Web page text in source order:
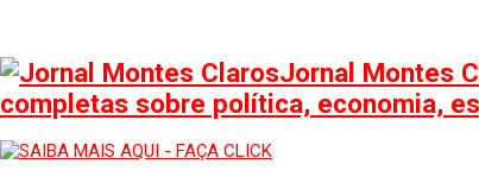
Jornal Montes
completas sobre política, economia,